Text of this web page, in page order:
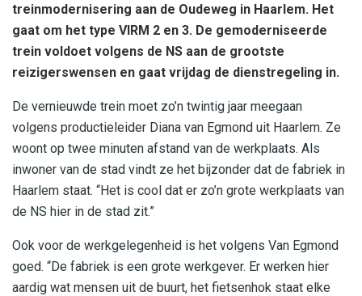
treinmodernisering aan de Oudeweg in Haarlem. Het
gaat om het type VIRM 2 en 3. De gemoderniseerde
trein voldoet volgens de NS aan de grootste
reizigerswensen en gaat vrijdag de dienstregeling in.
De vernieuwde trein moet zo’n twintig jaar meegaan
volgens productieleider Diana van Egmond uit Haarlem. Ze
woont op twee minuten afstand van de werkplaats. Als
inwoner van de stad vindt ze het bijzonder dat de fabriek in
Haarlem staat. “Het is cool dat er zo’n grote werkplaats van
de NS hier in de stad zit.”
Ook voor de werkgelegenheid is het volgens Van Egmond
goed. “De fabriek is een grote werkgever. Er werken hier
aardig wat mensen uit de buurt, het fietsenhok staat elke